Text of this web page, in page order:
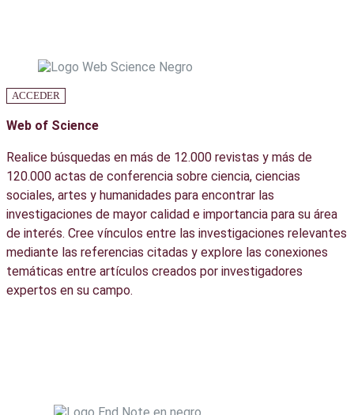
ACCEDER
Web of Science
Realice búsquedas en más de 12.000 revistas y más de
120.000 actas de conferencia sobre ciencia, ciencias
sociales, artes y humanidades para encontrar las
investigaciones de mayor calidad e importancia para su área
de interés. Cree vínculos entre las investigaciones relevantes
mediante las referencias citadas y explore las conexiones
temáticas entre artículos creados por investigadores
expertos en su campo.